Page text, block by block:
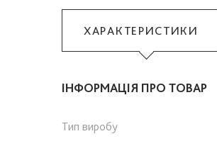
ХАРАКТЕРИСТИКИ
ІНФОРМАЦІЯ ПРО ТОВАР
Тип виробу